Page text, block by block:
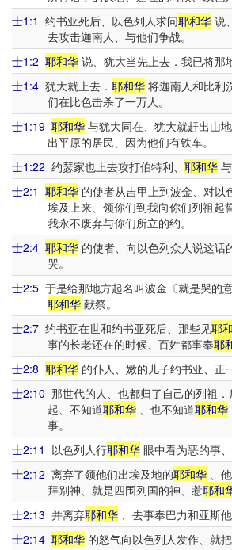
士1:1 约书亚死后、以色列人求问耶和华 说
去攻击迦南人、与他们争战。
士1:2 耶和华 说、犹大当先上去．我已将那
士1:4 犹大就上去． 耶和华 将迦南人和比利
们在比色击杀了一万人。
士1:19 耶和华 与犹大同在、犹大就赶出山
出平原的居民、因为他们有铁车。
士1:22 约瑟家也上去攻打伯特利、 耶和华
士2:1 耶和华 的使者从吉甲上到波金、对以
埃及上来、领你们到我向你们列祖起
我永不废弃与你们所立的约。
士2:4 耶和华 的使者、向以色列众人说这话
哭。
士2:5 于是给那地方起名叫波金〔就是哭的
耶和华献祭。
士2:7 约书亚在世和约书亚死后、那些见耶
事的长老还在的时候、百姓都事奉耶
士2:8 耶和华 的仆人、嫩的儿子约书亚、正
士2:10 那世代的人、也都归了自己的列祖
起、不知道耶和华、也不知道耶和华
事。
士2:11 以色列人行耶和华 眼中看为恶的事
士2:12 离弃了领他们出埃及地的耶和华 、
拜别神、就是四围列国的神、惹耶和
士2:13 并离弃耶和华 、去事奉巴力和亚斯他
士2:14 耶和华 的怒气向以色列人发作、就